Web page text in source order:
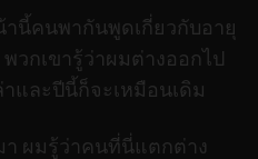
นี้คนพากันพูดเกี่ยวกับอายุ
วกเขารู้ว่าผมต่างออกไป
และปีนี้ก็จะเหมือนเดิม
ผมรู้ว่าคนที่นี่แตกต่าง